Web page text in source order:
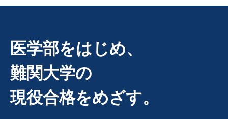
医学部をはじめ、
難関大学の
現役合格をめざす。